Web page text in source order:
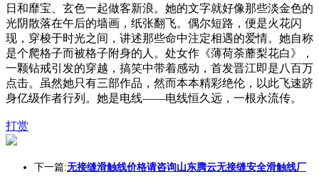
日和靡宝、玄色一起做客新浪。她的文字就好像那些淡金色的
光阴散落在午后的墙画，纸张翻飞。偶尔短路，便是火花闪
现，穿梭于时光之间，讲述那些命中注定相遇的爱情。她自称
是个爬格子而被格子附身的人。处女作《薄荷荼蘼梨花白》，
一颗钻戒引发的穿越，搞笑中带着感动，首发晋江即是八百万
点击。虽然她只有三部作品，然而本本精彩绝伦，以此飞速跻
身亿级作者行列。她是电线——电线恒久远，一根永流传。
打赏
下一篇:无接缝滑触线价格请咨询山东腾云无接缝安全滑触线厂